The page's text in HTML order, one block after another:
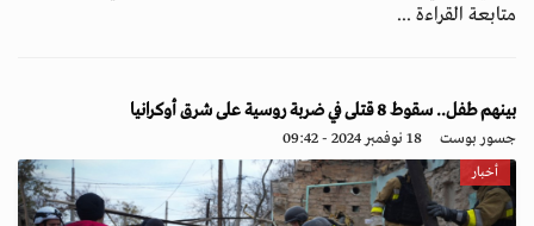
متابعة القراءة ...
بينهم طفل.. سقوط 8 قتلى في ضربة روسية على شرق أوكرانيا
جسور بوست 18 نوفمبر 2024 - 09:42
أخبار